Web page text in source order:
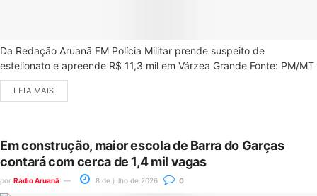
Da Redação Aruanã FM Polícia Militar prende suspeito de
estelionato e apreende R$ 11,3 mil em Várzea Grande Fonte: PM/MT
LEIA MAIS
Em construção, maior escola de Barra do Garças
contará com cerca de 1,4 mil vagas
por Rádio Aruanã 8 de julho de 2026 0